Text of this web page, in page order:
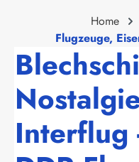
Home
Flugzeuge,
Interflug